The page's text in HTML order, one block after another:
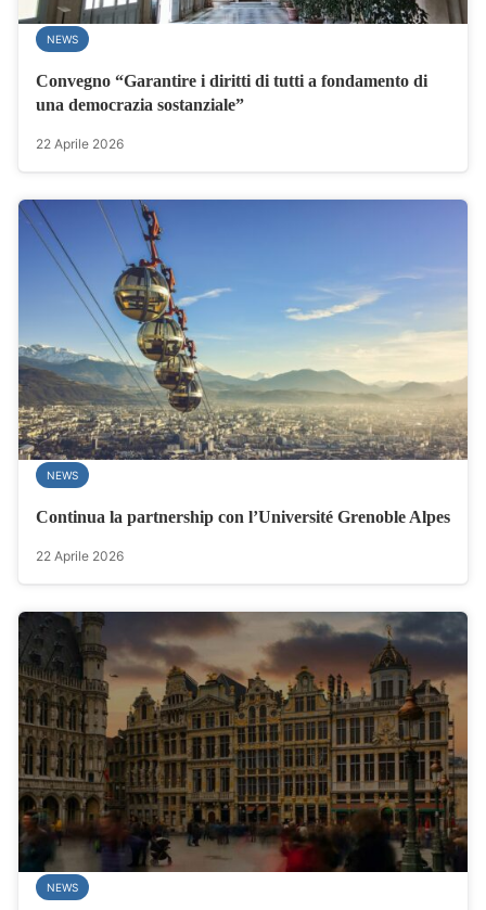
NEWS
Convegno “Garantire i diritti di tutti a fondamento di
una democrazia sostanziale”
22 Aprile 2026
NEWS
Continua la partnership con l’Université Grenoble Alpes
22 Aprile 2026
NEWS